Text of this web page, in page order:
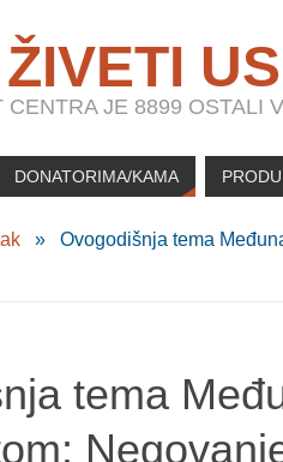
CENTRA JE 8899 OSTALI
DONATORIMA/KAMA
»
Ovogodišnja tema
tema